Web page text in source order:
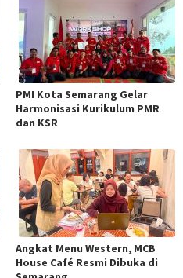
PMI Kota Semarang Gelar
Harmonisasi Kurikulum PMR
dan KSR
Angkat Menu Western, MCB
House Café Resmi Dibuka di